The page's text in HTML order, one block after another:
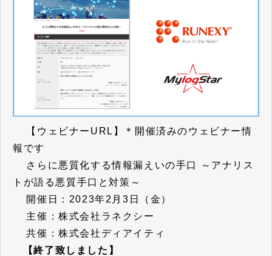
【ウェビナーURL】＊開催済みのウェビナー情
報です
さらに悪質化する情報漏えいの手口 ～アナリス
トが語る悪質手口と対策～
開催日：2023年2月3日（金）
主催：株式会社ラネクシー
共催：株式会社ディアイティ
【終了致しました】